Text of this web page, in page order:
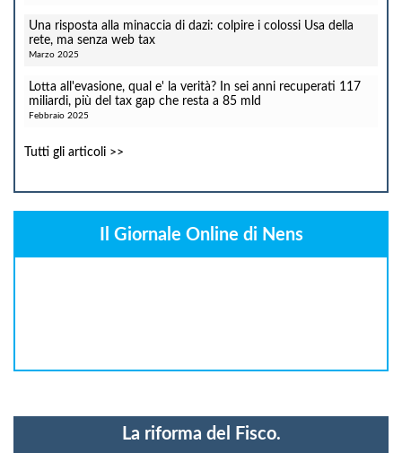
Una risposta alla minaccia di dazi: colpire i colossi Usa della
rete, ma senza web tax
Marzo 2025
Lotta all'evasione, qual e' la verità? In sei anni recuperati 117
miliardi, più del tax gap che resta a 85 mld
Febbraio 2025
Tutti gli articoli >>
Il Giornale Online di Nens
La riforma del Fisco.